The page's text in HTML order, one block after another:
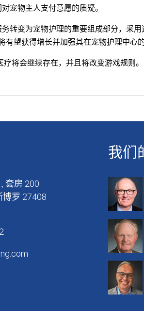
宠物主人支付意愿的质疑。
务转变为宠物护理的重要组成部分，采
望获得增长并加强其在宠物护理中心的
将会继续存在，并且将改变游戏规则。
套房 200
罗 27408
我们